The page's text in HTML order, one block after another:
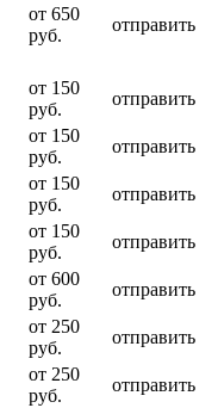
от 650
руб.
отправить
от 150
руб.
отправить
от 150
руб.
отправить
от 150
руб.
отправить
от 150
руб.
отправить
от 600
руб.
отправить
от 250
руб.
отправить
от 250
руб.
отправить